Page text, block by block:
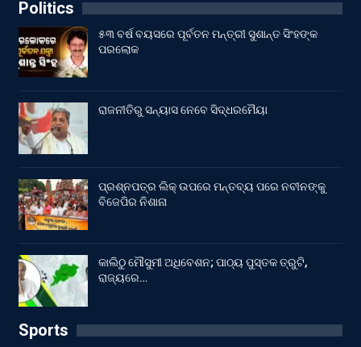
Politics
୫୩ ବର୍ଷ ବୟସରେ ପୂର୍ବତନ ମନ୍ତ୍ରୀ ସୁଶାନ୍ତ ସିଂହଙ୍କ
ପରଲୋକ
ରାଜନୀତିରୁ ସନ୍ୟାସ ନେବେ ସିଦ୍ଧରମୈୟା
ପ୍ରଶ୍ନପତ୍ର ଲିକ୍ ଉପରେ ମନ୍ତବ୍ୟ ପରେ ନବୀନଙ୍କୁ
ବିଜେପିର ନିଶାନା
କାଲିଠୁ ମୌସୁମୀ ଅଧିବେଶନ; ପାଠ୍ୟ ପୁସ୍ତକ ତ୍ରୁଟି,
ରାଜ୍ୟରେ…
Sports